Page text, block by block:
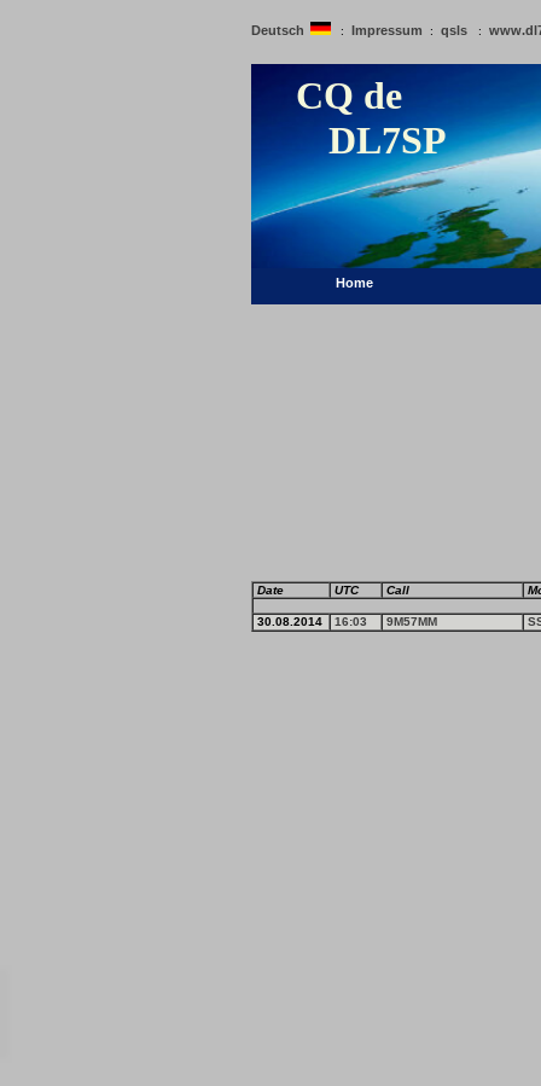
Deutsch : Impressum : qsls :
CQ de
DL7SP
Home
Date UTC Call
30.08.2014 16:03 9M57MM